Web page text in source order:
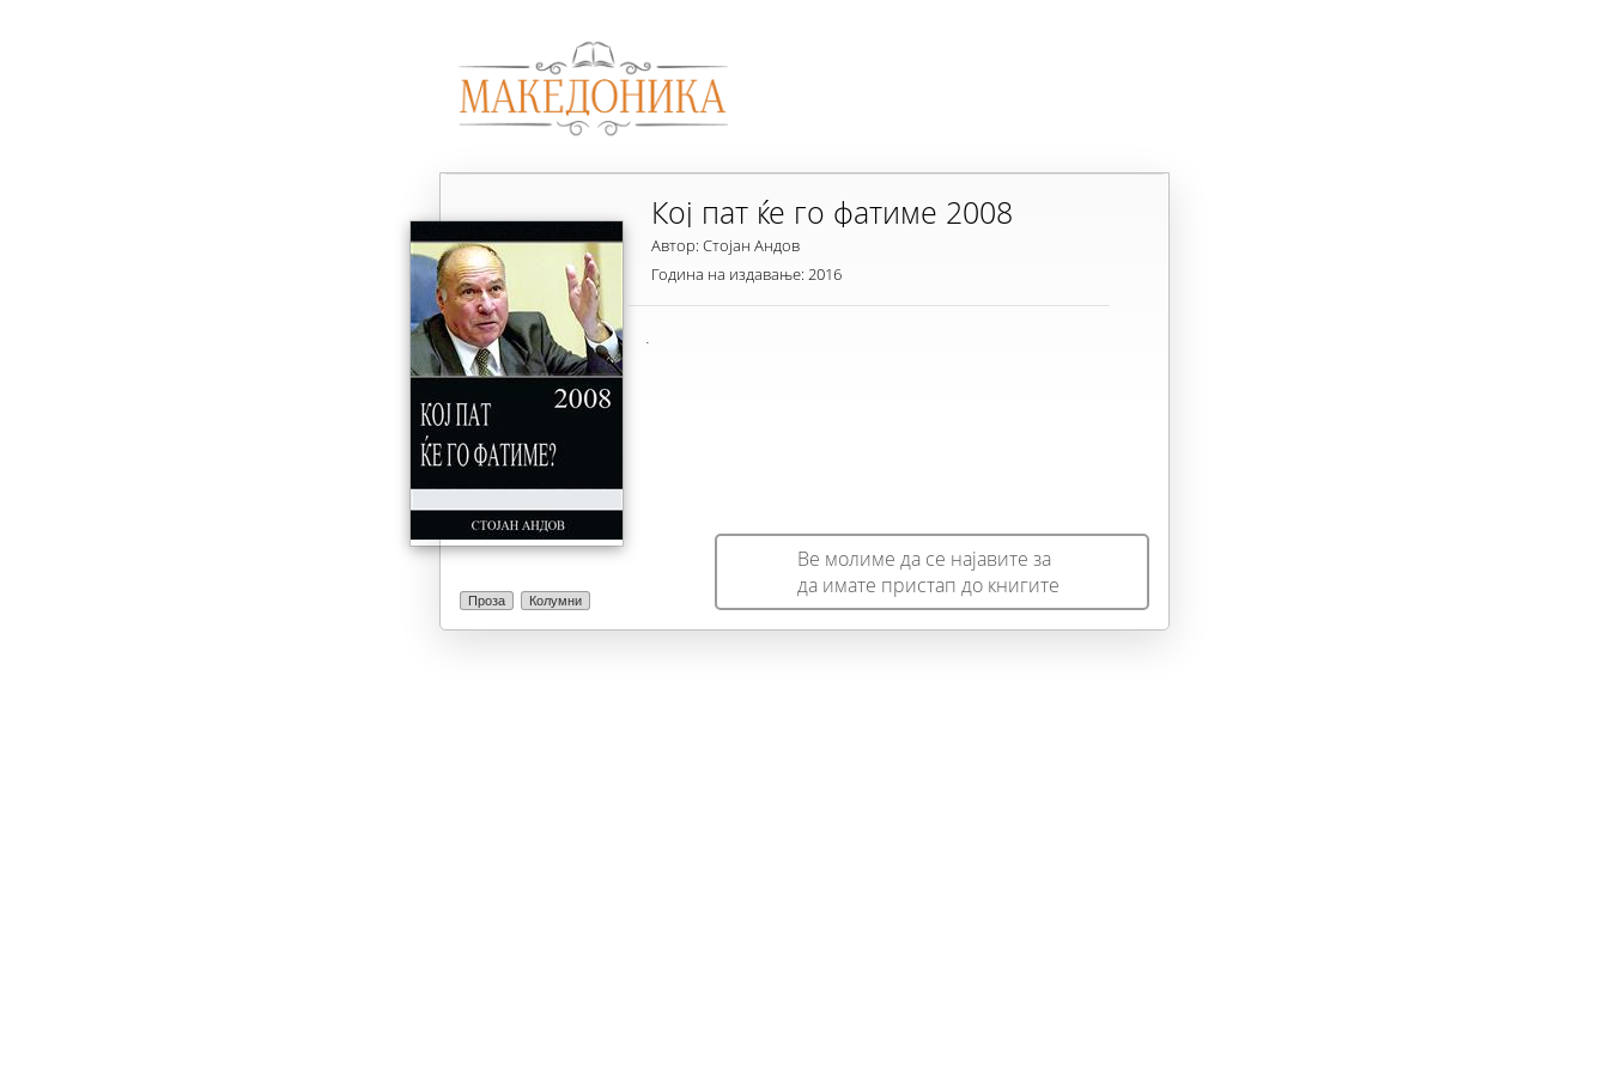
Проза Колумни
Кој пат ќе го фатиме 2008
Автор: Стојан Андов
Година на издавање: 2016
.
Ве молиме да се најавите за
да имате пристап до книгите